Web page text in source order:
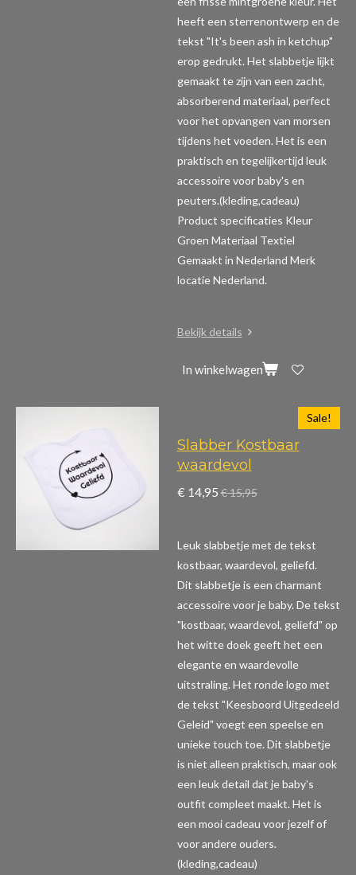
heeft een sterrenontwerp en de
tekst "It's been ash in ketchup"
erop gedrukt. Het slabbetje lijkt
gemaakt te zijn van een zacht,
absorberend materiaal, perfect
voor het opvangen van morsen
tijdens het voeden. Het is een
praktisch en tegelijkertijd leuk
accessoire voor baby's en
peuters.(kleding,cadeau)
Product specificaties Kleur
Groen Materiaal Textiel
Gemaakt in Nederland Merk
locatie Nederland.
Bekijk details
In winkelwagen
Sale!
Slabber Kostbaar
waardevol
€ 14,95 € 15,95
Leuk slabbetje met de tekst
kostbaar, waardevol, geliefd.
Dit slabbetje is een charmant
accessoire voor je baby. De tekst
"kostbaar, waardevol, geliefd" op
het witte doek geeft het een
elegante en waardevolle
uitstraling. Het ronde logo met
de tekst "Keesboord Uitgedeeld
Geleid" voegt een speelse en
unieke touch toe. Dit slabbetje
is niet alleen praktisch, maar ook
een leuk detail dat je baby's
outfit compleet maakt. Het is
een mooi cadeau voor jezelf of
voor andere ouders.
(kleding,cadeau)